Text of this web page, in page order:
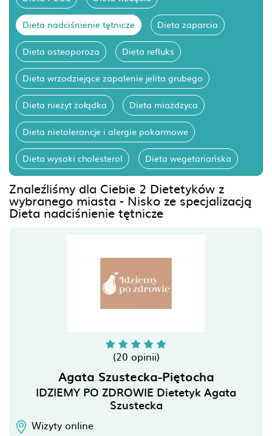
Dieta nadciśnienie tętnicze Dieta zaparcia
Dieta osteoporoza Dieta refluks
Dieta wrzodziejące zapalenie jelita grubego
Dieta nieżyt żołądka Dieta miażdżyca
Dieta nietolerancje i alergie pokarmowe
Dieta wysoki cholesterol Dieta wegetariańska
Znaleźliśmy dla Ciebie 2 Dietetyków z
wybranego miasta - Nisko ze specjalizacją
Dieta nadciśnienie tętnicze
(20 opinii)
Agata Szustecka-Piętocha
IDZIEMY PO ZDROWIE Dietetyk Agata
Szustecka
Wizyty online